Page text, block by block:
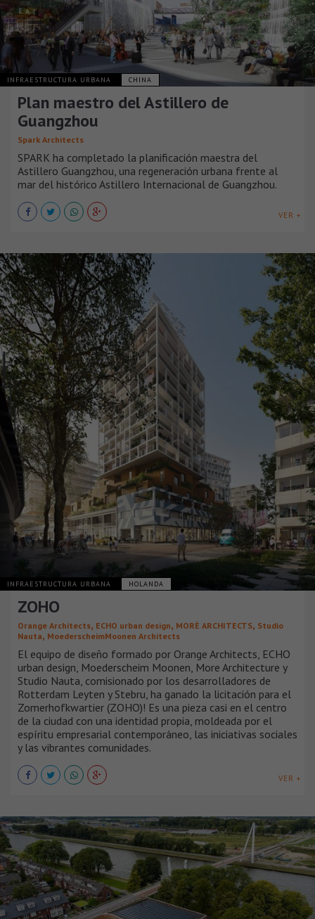
INFRAESTRUCTURA URBANA CHINA
Plan maestro del Astillero de
Guangzhou
Spark Architects
SPARK ha completado la planificación maestra del
Astillero Guangzhou, una regeneración urbana frente al
mar del histórico Astillero Internacional de Guangzhou.
VER +
INFRAESTRUCTURA URBANA HOLANDA
ZOHO
Orange Architects, ECHO urban design, MORÈ ARCHITECTS, Studio
Nauta, MoederscheimMoonen Architects
El equipo de diseño formado por Orange Architects, ECHO
urban design, Moederscheim Moonen, More Architecture y
Studio Nauta, comisionado por los desarrolladores de
Rotterdam Leyten y Stebru, ha ganado la licitación para el
Zomerhofkwartier (ZOHO)! Es una pieza casi en el centro
de la ciudad con una identidad propia, moldeada por el
espíritu empresarial contemporáneo, las iniciativas sociales
y las vibrantes comunidades.
VER +